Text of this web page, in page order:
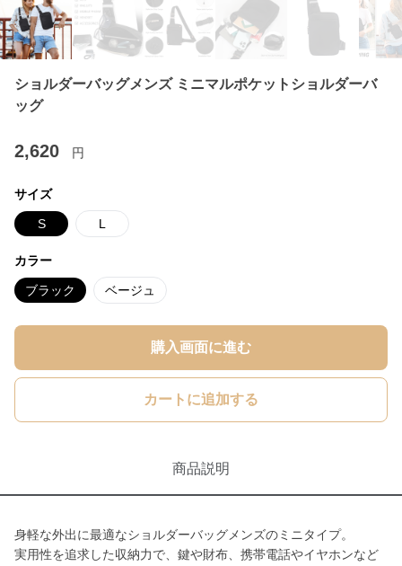
ショルダーバッグメンズ ミニマルポケットショルダーバ
ッグ
2,620 円
サイズ
S L
カラー
ブラック ベージュ
購入画面に進む
カートに追加する
商品説明
身軽な外出に最適なショルダーバッグメンズのミニタイプ。
実用性を追求した収納力で、鍵や財布、携帯電話やイヤホンなど